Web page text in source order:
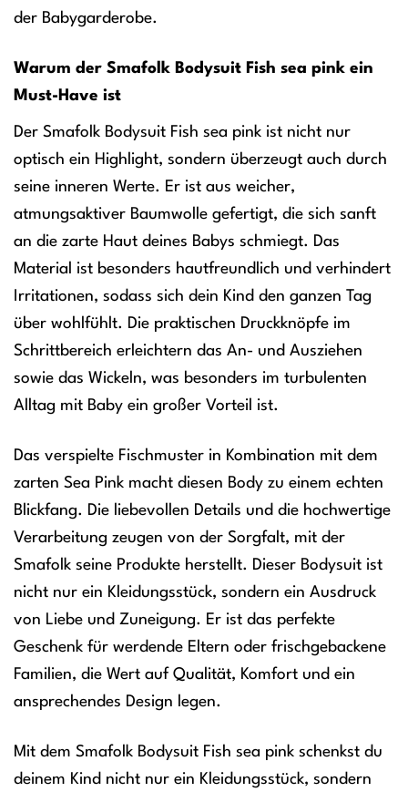
der Babygarderobe.
Warum der Smafolk Bodysuit Fish sea pink ein
Must-Have ist
Der Smafolk Bodysuit Fish sea pink ist nicht nur
optisch ein Highlight, sondern überzeugt auch durch
seine inneren Werte. Er ist aus weicher,
atmungsaktiver Baumwolle gefertigt, die sich sanft
an die zarte Haut deines Babys schmiegt. Das
Material ist besonders hautfreundlich und verhindert
Irritationen, sodass sich dein Kind den ganzen Tag
über wohlfühlt. Die praktischen Druckknöpfe im
Schrittbereich erleichtern das An- und Ausziehen
sowie das Wickeln, was besonders im turbulenten
Alltag mit Baby ein großer Vorteil ist.
Das verspielte Fischmuster in Kombination mit dem
zarten Sea Pink macht diesen Body zu einem echten
Blickfang. Die liebevollen Details und die hochwertige
Verarbeitung zeugen von der Sorgfalt, mit der
Smafolk seine Produkte herstellt. Dieser Bodysuit ist
nicht nur ein Kleidungsstück, sondern ein Ausdruck
von Liebe und Zuneigung. Er ist das perfekte
Geschenk für werdende Eltern oder frischgebackene
Familien, die Wert auf Qualität, Komfort und ein
ansprechendes Design legen.
Mit dem Smafolk Bodysuit Fish sea pink schenkst du
deinem Kind nicht nur ein Kleidungsstück, sondern